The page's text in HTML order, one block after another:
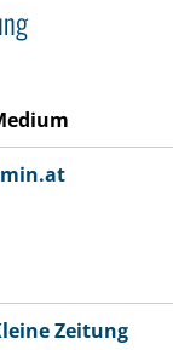
Zeitung